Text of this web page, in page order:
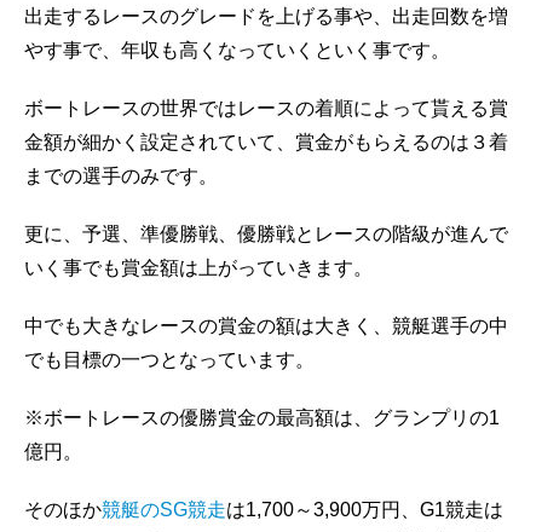
出走するレースのグレードを上げる事や、出走回数を増
やす事で、年収も高くなっていくといく事です。
ボートレースの世界ではレースの着順によって貰える賞
金額が細かく設定されていて、賞金がもらえるのは３着
までの選手のみです。
更に、予選、準優勝戦、優勝戦とレースの階級が進んで
いく事でも賞金額は上がっていきます。
中でも大きなレースの賞金の額は大きく、競艇選手の中
でも目標の一つとなっています。
※ボートレースの優勝賞金の最高額は、グランプリの1
億円。
そのほか競艇のSG競走は1,700～3,900万円、G1競走は